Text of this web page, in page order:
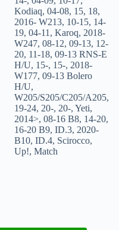
Kodiaq,04-08, 15, 18,
2016- W213, 10-15, 14-
19,04-11 ,Karoq, 2018-
W247,08-12,09-13, 12-
20, 11-18,09-13 RNS-E
H/U, 15-, 15-, 2018-
W177,09-13 Bolero
H/U,
W205/S205/C205/A205,
19-24, 20-, 20-,Yeti,
2014>,08-16 B8, 14-20,
16-20 B9,ID.3, 2020-
B10,ID.4, Scirocco,
Up!,Match